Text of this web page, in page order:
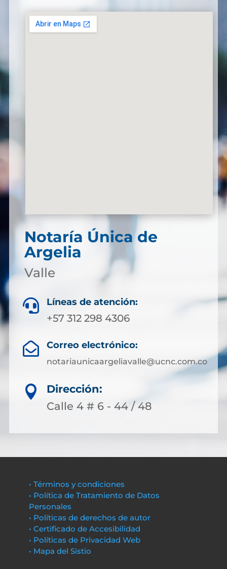
Notaría Única de
Argelia
Valle
 Líneas de atención:
+57 312 298 4306
 Correo electrónico:
notariaunicaargeliavalle@ucnc.com.co

Dirección:
Calle 4 # 6 - 44 / 48
• Términos y condiciones
• Política de Tratamiento de Datos
Personales
• Políticas de derechos de autor
• Certificado de Accesibilidad
• Políticas de Privacidad Web
• Mapa del Sistio